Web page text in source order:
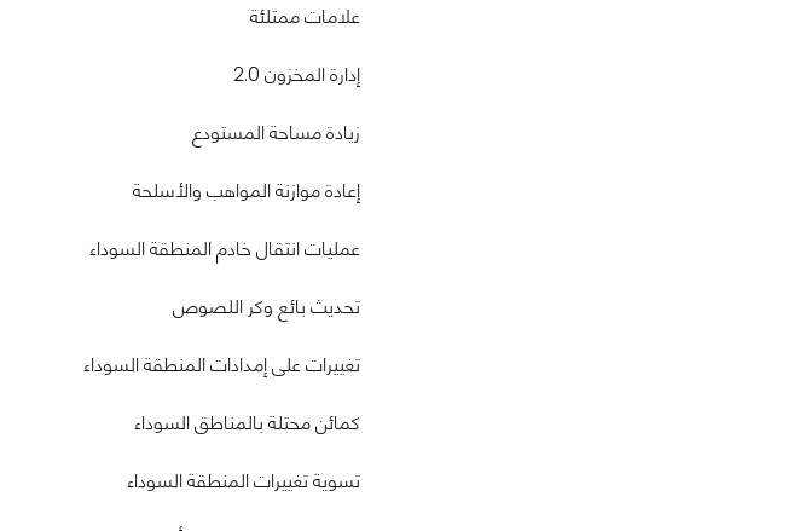
علامات ممتلئة
إدارة المخزون 2.0
زيادة مساحة المستودع
إعادة موازنة المواهب والأسلحة
عمليات انتقال خادم المنطقة السوداء
تحديث بائع وكر اللصوص
تغييرات على إمدادات المنطقة السوداء
كمائن محتلة بالمناطق السوداء
تسوية تغييرات المنطقة السوداء